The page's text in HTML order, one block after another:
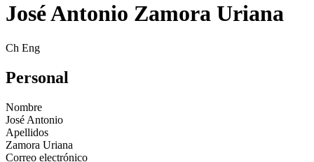
José Antonio Zamora Uriana
Ch Eng
Personal
Nombre
José Antonio
Apellidos
Zamora Uriana
Correo electrónico